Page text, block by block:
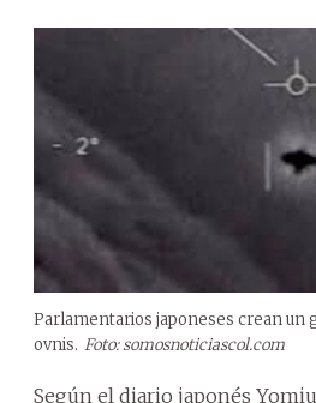
Parlamentarios japoneses crean un
ovnis. Foto: somosnoticiascol.com
Según el diario japonés